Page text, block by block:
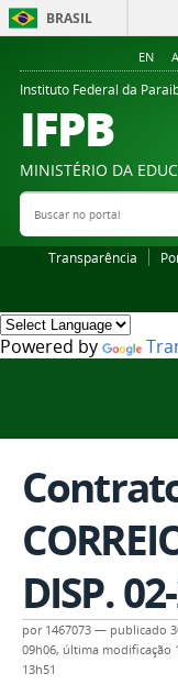
BRASIL
EN
Instituto Federal da
IFPB
MINISTÉRIO DA
Buscar no portal
Transparência
Powered by
DISP.
por 1467073 — publicado
09h06, última modificação
13h51